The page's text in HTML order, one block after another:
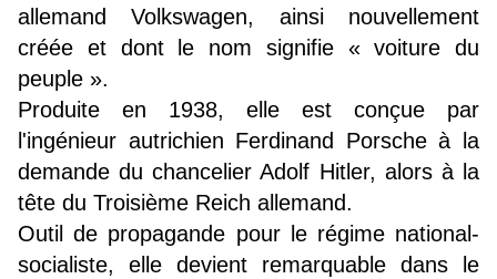
allemand Volkswagen, ainsi nouvellement
créée et dont le nom signifie « voiture du
peuple ».
Produite en 1938, elle est conçue par
l'ingénieur autrichien Ferdinand Porsche à la
demande du chancelier Adolf Hitler, alors à la
tête du Troisième Reich allemand.
Outil de propagande pour le régime national-
socialiste, elle devient remarquable dans le